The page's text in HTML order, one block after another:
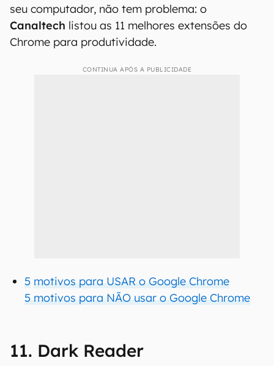
seu computador, não tem problema: o
Canaltech listou as 11 melhores extensões do
Chrome para produtividade.
CONTINUA APÓS A PUBLICIDADE
5 motivos para USAR o Google Chrome
5 motivos para NÃO usar o Google Chrome
11. Dark Reader